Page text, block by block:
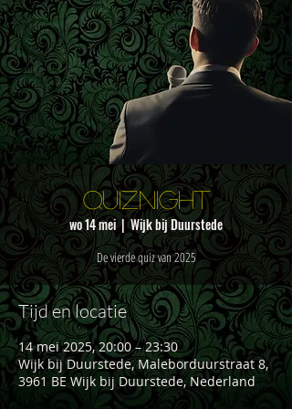
QUIZNIGHT
wo 14 mei
  |
Wijk bij Duurstede
De vierde quiz van 2025
Tijd en locatie
14 mei 2025, 20:00 – 23:30
Wijk bij Duurstede, Maleborduurstraat 8,
3961 BE Wijk bij Duurstede, Nederland